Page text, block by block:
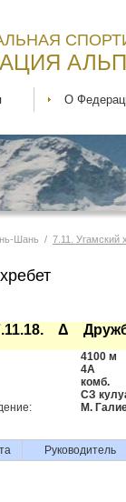
О
Шань / 7.11. Угамский
Δ
4100 м
4А
комб.
СЗ
М.
Руководитель